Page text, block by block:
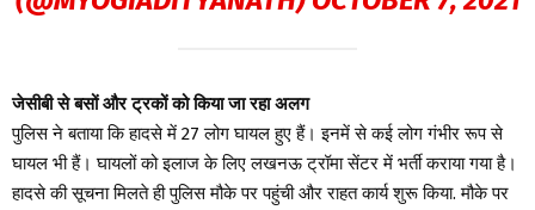
जेसीबी से बसों और ट्रकों को किया जा रहा अलग
पुलिस ने बताया कि हादसे में 27 लोग घायल हुए हैं। इनमें से कई लोग गंभीर रूप से
घायल भी हैं। घायलों को इलाज के लिए लखनऊ ट्रॉमा सेंटर में भर्ती कराया गया है।
हादसे की सूचना मिलते ही पुलिस मौके पर पहुंची और राहत कार्य शुरू किया. मौके पर